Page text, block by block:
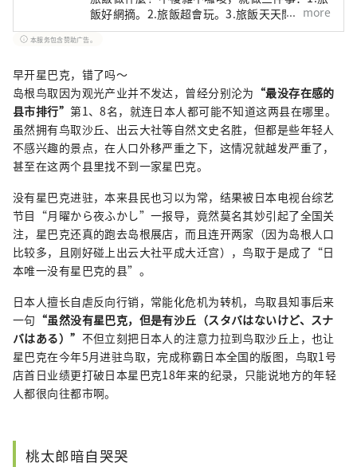
飯好網摘。2.旅飯超會玩。3.旅飯天天問。有問
題就沒問題。別處不敢問，怕被老鳥笑？乖，來
旅飯！官網：http://pantravel.life/。FB：
more
本服务包含赞助广告。
早开星巴克，错了吗～
岛根鸟取因为观光产业并不发达，曾经分别沦为 “最没存在感的
县市排行” 第1、8名，就连日本人都可能不知道这两县在哪里。
虽然拥有鸟取沙丘、出云大社等自然文史名胜，但都是些年轻人
不感兴趣的景点，在人口外移严重之下，这情况就越发严重了，
甚至在这两个县里找不到一家星巴克。
没有星巴克进驻，本来县民也习以为常，结果被日本电视台综艺
节目“月曜から夜ふかし”一报导，竟然莫名其妙引起了全国关
注，星巴克还真的跑去岛根展店，而且连开两家（因为岛根人口
比较多，且刚好碰上出云大社平成大迁宫），鸟取于是成了“日
本唯一没有星巴克的县”。
日本人擅长自虐反向行销，常能化危机为转机，鸟取县知事后来
一句 “虽然没有星巴克，但是有沙丘（スタバはないけど、スナ
バはある）” 不但立刻把日本人的注意力拉到鸟取沙丘上，也让
星巴克在今年5月进驻鸟取，完成称霸日本全国的版图，鸟取1号
店首日业绩更打破日本星巴克18年来的纪录，只能说地方的年轻
人都很向往都市啊。
桃太郎暗自哭哭